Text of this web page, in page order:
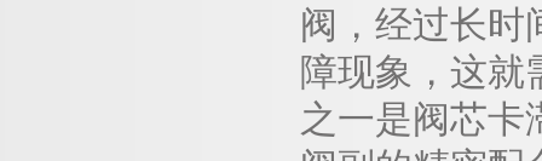
阀，经过长时
障现象，这就
之一是阀芯卡